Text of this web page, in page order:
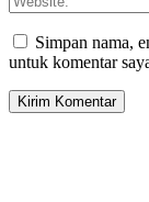
Simpan nama,
untuk komentar